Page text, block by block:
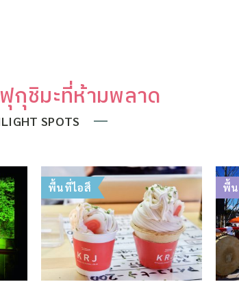
กุชิมะที่ห้ามพลาด
SPOTS
พื้นที่ไอสึ พื้น